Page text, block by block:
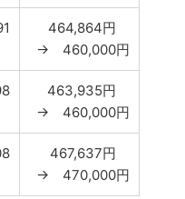
464,864円
→ 460,000円
463,935円
→ 460,000円
467,637円
→ 470,000円